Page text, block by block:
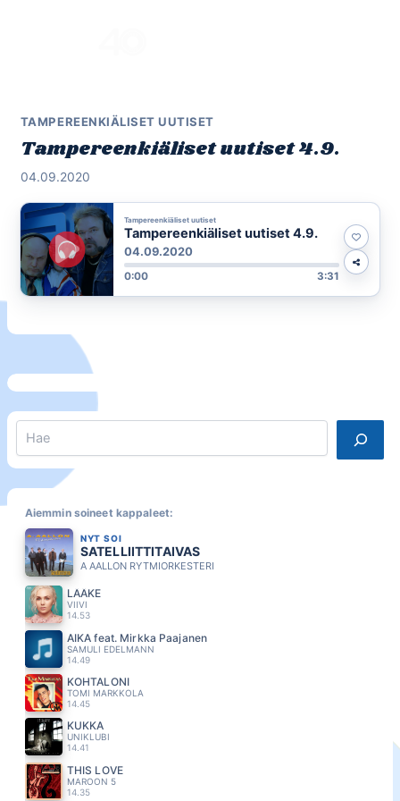
TAMPEREENKIÄLISET UUTISET
Tampereenkiäliset uutiset 4.9.
04.09.2020
Tampereenkiäliset uutiset
Tampereenkiäliset uutiset 4.9.
04.09.2020
0:00 3:31
Aiemmin soineet kappaleet:
NYT SOI
SATELLIITTITAIVAS
A AALLON RYTMIORKESTERI
LÄÄKE
VIIVI
14.53
AIKA feat. Mirkka Paajanen
SAMULI EDELMANN
14.49
KOHTALONI
TOMI MARKKOLA
14.45
KUKKA
UNIKLUBI
14.41
THIS LOVE
MAROON 5
14.35